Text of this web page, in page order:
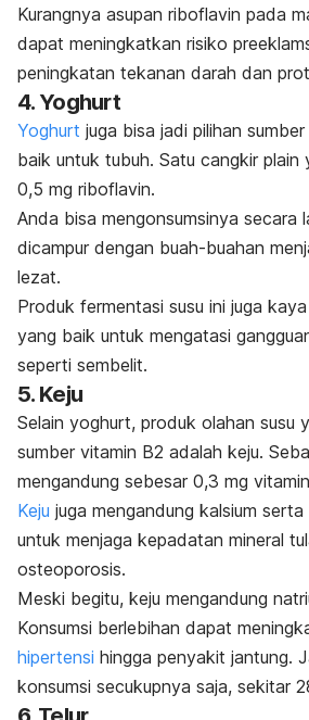
Kurangnya asupan riboflavin pada
dapat meningkatkan risiko
peningkatan tekanan darah dan
4. Yoghurt
Yoghurt juga bisa jadi pilihan
baik untuk tubuh. Satu cangkir plain
0,5 mg riboflavin.
Anda bisa mengonsumsinya secara
dicampur dengan buah-buahan
lezat.
Produk fermentasi susu ini juga
yang baik untuk mengatasi
seperti sembelit.
5. Keju
Selain yoghurt, produk olahan susu
sumber vitamin B2 adalah keju.
mengandung sebesar 0,3 mg
Keju juga mengandung kalsium
untuk menjaga kepadatan mineral
osteoporosis.
Meski begitu, keju mengandung
Konsumsi berlebihan dapat
hipertensi hingga penyakit jantung.
konsumsi secukupnya saja, sekitar